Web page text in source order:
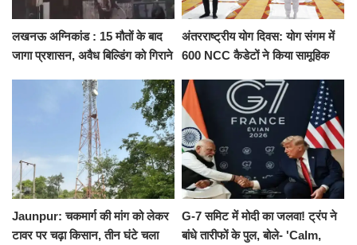
लखनऊ अग्निकांड : 15 मौतों के बाद
जागा प्रशासन, अवैध बिल्डिंग को गिराने
अंतरराष्ट्रीय योग दिवस: योग संगम में
600 NCC कैडेटों ने किया सामूहिक
संकल्प
Jaunpur: चकमार्ग की मांग को लेकर
टावर पर चढ़ा किसान, तीन घंटे चला
G-7 समिट में मोदी का जलवा! ट्रंप ने
बांधे तारीफों के पुल, बोले- 'Calm,